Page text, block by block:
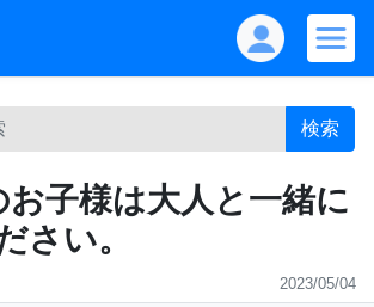
検索
お子様は大人と一緒に
さい。
2023/05/04